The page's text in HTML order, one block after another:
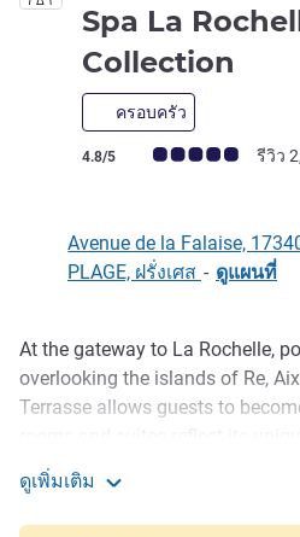
Spa La
Collection
ครอบครัว
คะแนนความคิดเห็นจากแขก (เรท
4.8/5 รีวิว
Avenue de la Falaise,
PLAGE, ฝรั่งเศส - ดูแผนที่
รายละเอียด
At the gateway to La Rochelle,
overlooking the islands of Re,
Terrasse allows guests to
exceptional restaurant invite s
moment with carefully
bursting with flavor. At the heart
ดูเพิ่มเติม